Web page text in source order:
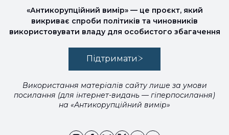
«Антикорупційний вимір» — це проєкт, який
викриває спроби політиків та чиновників
використовувати владу для особистого збагачення
Підтримати
Використання матеріалів сайту лише за умови
посилання (для інтернет-видань — гіперпосилання)
на «Антикорупційний вимір»